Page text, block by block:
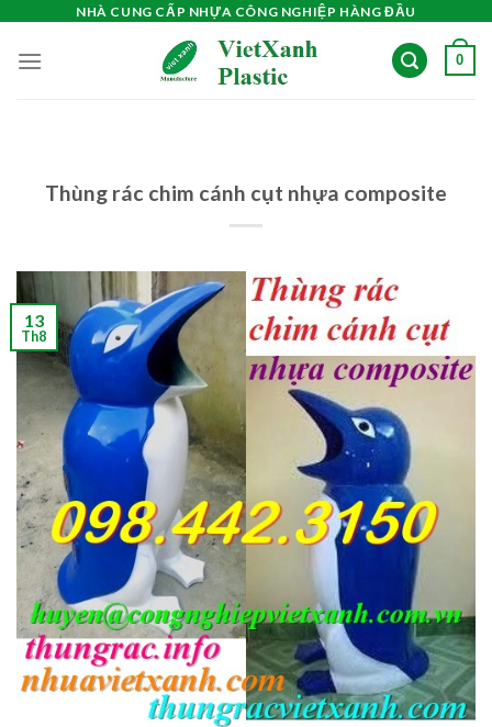
content
NHÀ CUNG CẤP NHỰA CÔNG NGHIỆP HÀNG ĐẦU
0
Thùng rác chim cánh cụt nhựa composite
13
Th8